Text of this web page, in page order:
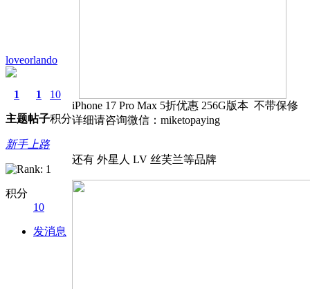
loveorlando
1
主题
1
帖子
10
积分
新手上路
积分
10
发消息
iPhone 17 Pro Max 5折优惠 256G版本 不带保修
详细请咨询微信：miketopaying
还有 外星人 LV 丝芙兰等品牌